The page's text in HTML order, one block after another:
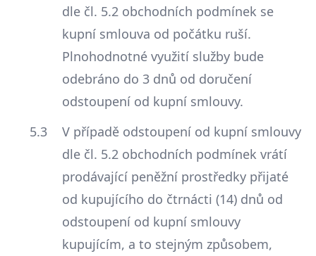
dle čl. 5.2 obchodních podmínek se
kupní smlouva od počátku ruší.
Plnohodnotné využití služby bude
odebráno do 3 dnů od doručení
odstoupení od kupní smlouvy.
V případě odstoupení od kupní smlouvy
dle čl. 5.2 obchodních podmínek vrátí
prodávající peněžní prostředky přijaté
od kupujícího do čtrnácti (14) dnů od
odstoupení od kupní smlouvy
kupujícím, a to stejným způsobem,